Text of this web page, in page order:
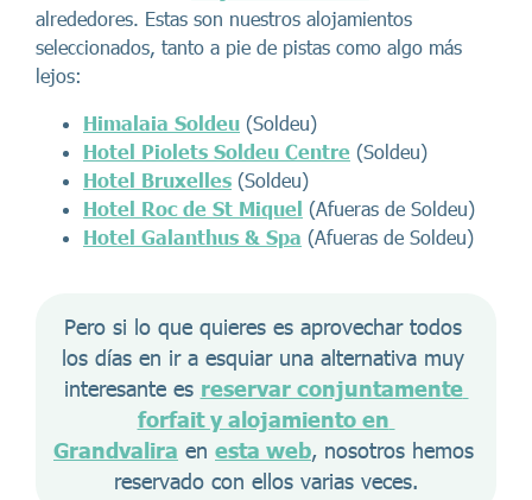
alrededores. Estas son nuestros alojamientos
seleccionados, tanto a pie de pistas como algo más
lejos:
Himalaia Soldeu (Soldeu)
Hotel Piolets Soldeu Centre (Soldeu)
Hotel Bruxelles (Soldeu)
Hotel Roc de St Miquel (Afueras de Soldeu)
Hotel Galanthus & Spa (Afueras de Soldeu)
Pero si lo que quieres es aprovechar todos
los días en ir a esquiar una alternativa muy
interesante es reservar conjuntamente
forfait y alojamiento en
Grandvalira en esta web, nosotros hemos
reservado con ellos varias veces.